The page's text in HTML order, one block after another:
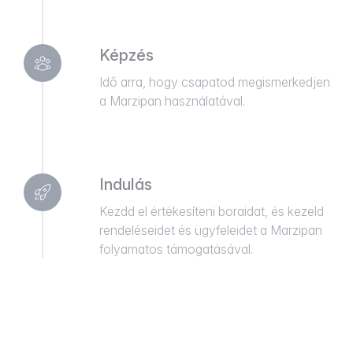
Képzés
Idő arra, hogy csapatod megismerkedjen
a Marzipan használatával.
Indulás
Kezdd el értékesíteni boraidat, és kezeld
rendeléseidet és ügyfeleidet a Marzipan
folyamatos támogatásával.